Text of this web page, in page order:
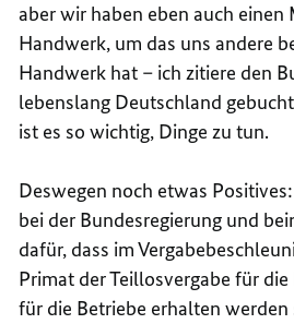
aber wir haben eben auch
Handwerk, um das uns andere
Handwerk hat – ich zitiere den
lebenslang Deutschland
ist es so wichtig, Dinge zu tun.
Deswegen noch etwas
bei der Bundesregierung und
dafür, dass im
Primat der Teillosvergabe für
für die Betriebe erhalten